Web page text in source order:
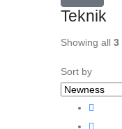
Teknik
Showing all 3
Sort by